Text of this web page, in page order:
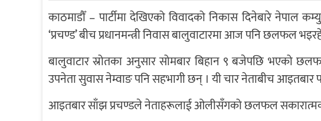
काठमाडौँ – पार्टीमा देखिएको विवादको निकास दिनेबारे नेपाल
‘प्रचण्ड’ बीच प्रधानमन्त्री निवास बालुवाटारमा आज पनि छलफल
बालुवाटार स्रोतका अनुसार सोमबार बिहान ९ बजेपछि भएको
उपनेता सुवास नेम्वाङ पनि सहभागी छन् । यी चार नेताबीच आइतबार
आइतबार साँझ प्रचण्डले नेताहरूलाई ओलीसँगको छलफल सकारात्मक